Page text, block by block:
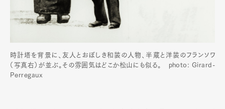
時計塔を背景に、友人とおぼしき和装の人物、半蔵と洋装のフランソワ
（写真右）が並ぶ。その雰囲気はどこか松山にも似る。 photo: Girard-
Perregaux